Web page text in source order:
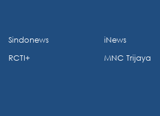
Sindonews
RCTI+
iNews
MNC Trijaya